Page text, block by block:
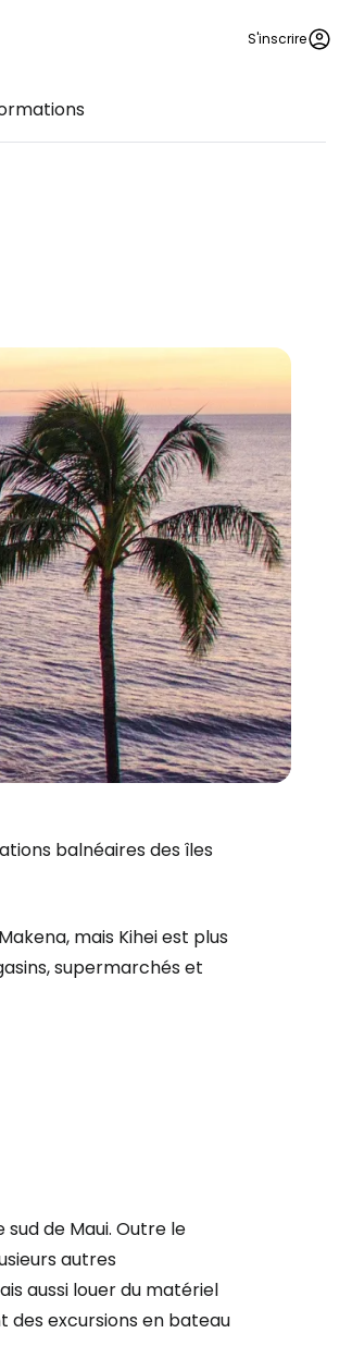
S'inscrire
balnéaires des îles
mais Kihei est plus
supermarchés et
de Maui. Outre le
autres
aussi louer du matériel
des excursions en bateau